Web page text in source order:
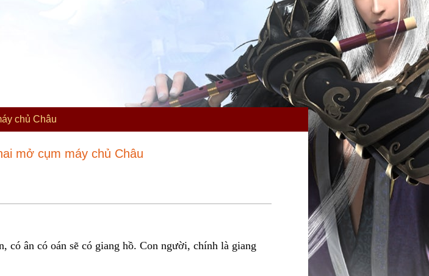
chủ Châu
mở cụm máy chủ Châu
có ân có oán sẽ có giang hồ. Con người, chính là giang